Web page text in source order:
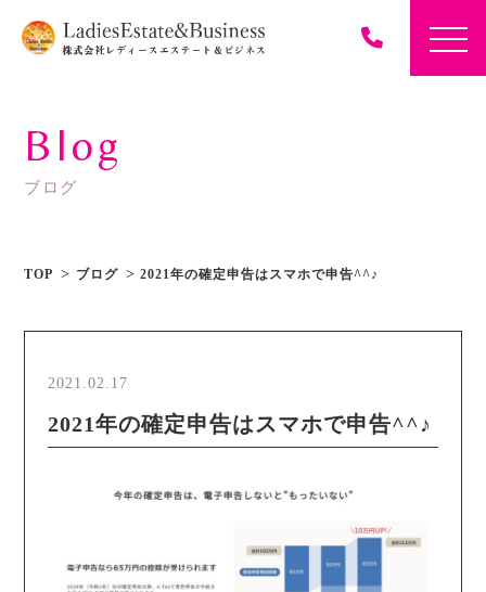
Blog
ブログ
TOP ブログ 2021年の確定申告はスマホで申告^^♪
2021.02.17
2021年の確定申告はスマホで申告^^♪